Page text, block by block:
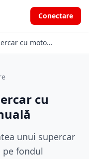
Conectare
Maserati vrea un supercar cu motor V6 și cutie manuală
cu
unui supercar
pe fondul